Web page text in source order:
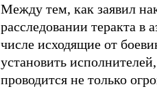
Между тем, как заявил
расследовании теракта в
числе исходящие от
установить
проводится не только